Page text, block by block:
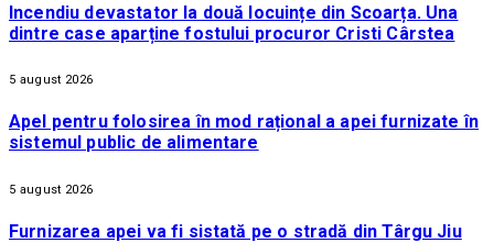
Incendiu devastator la două locuințe din Scoarța. Una
dintre case aparține fostului procuror Cristi Cârstea
5 august 2026
Apel pentru folosirea în mod rațional a apei furnizate în
sistemul public de alimentare
5 august 2026
Furnizarea apei va fi sistată pe o stradă din Târgu Jiu